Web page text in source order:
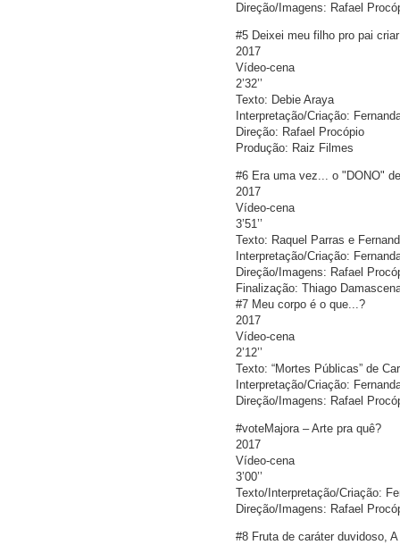
Direção/Imagens: Rafael
#5 Deixei meu filho pro pai criar
2017
Vídeo-cena
2’32’’
Texto: Debie Araya
Interpretação/Criação:
Direção: Rafael Procópio
Produção: Raiz Filmes
#6 Era uma vez... o "DONO"
2017
Vídeo-cena
3’51’’
Texto: Raquel Parras e
Interpretação/Criação:
Direção/Imagens: Rafael
Finalização: Thiago
#7 Meu corpo é o que...?
2017
Vídeo-cena
2’12’’
Texto: “Mortes Públicas” de
Interpretação/Criação:
Direção/Imagens: Rafael
#voteMajora – Arte pra quê?
2017
Vídeo-cena
3’00’’
Texto/Interpretação/Criação:
Direção/Imagens: Rafael
#8 Fruta de caráter duvidoso,